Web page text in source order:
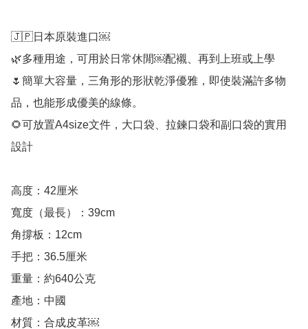
🇯🇵日本原裝進口￼
🌿多種用途，可用於日常休閒￼配襯、再到上班或上學
🌷簡單大容量，三角形的形狀乾淨優雅，即使裝滿許多物
品，也能形成優美的線條。
🌻可放置A4size文件，大口袋、拉鍊口袋和副口袋的實用
設計
高度：42厘米
寬度（最長）：39cm
角撐板：12cm
手把：36.5厘米
重量：約640公克
產地：中國
材質：合成皮革￼